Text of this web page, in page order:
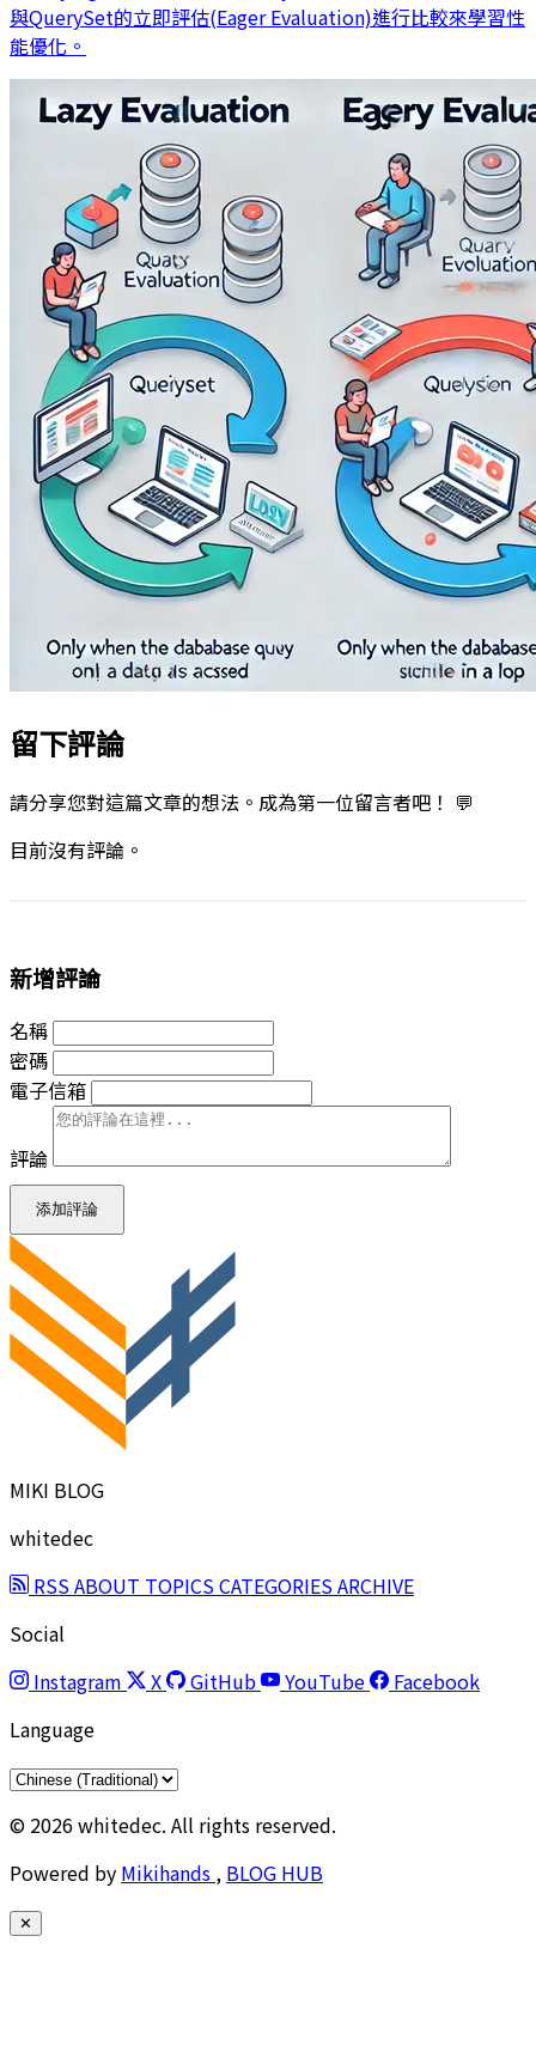
與QuerySet的立即評估(Eager Evaluation)進行比較來學習性
能優化。
留下評論
請分享您對這篇文章的想法。成為第一位留言者吧！ 💬
目前沒有評論。
新增評論
名稱
密碼
電子信箱
評論
添加評論
MIKI BLOG
whitedec
RSSABOUT TOPICSCATEGORIESARCHIVE
Social
Instagram
X GitHub YouTube
Facebook
Language
© 2026 whitedec. All rights reserved.
Powered by Mikihands , BLOG HUB
✕